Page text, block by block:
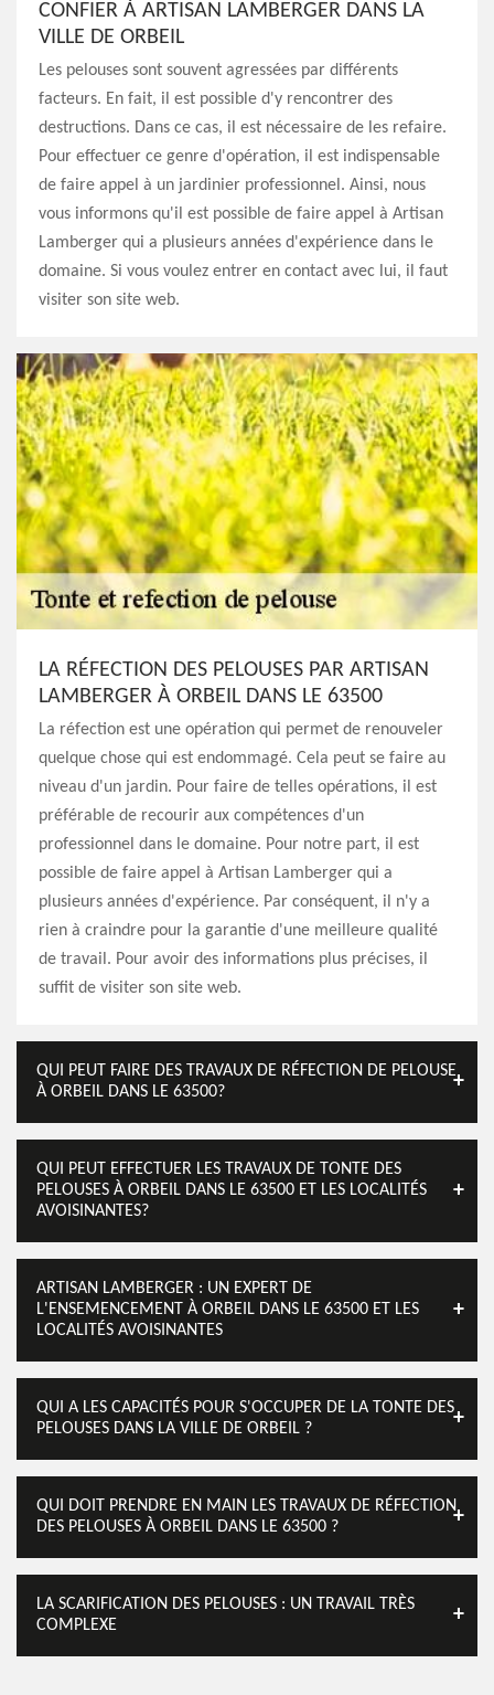
CONFIER À ARTISAN LAMBERGER DANS LA
VILLE DE ORBEIL
Les pelouses sont souvent agressées par différents
facteurs. En fait, il est possible d'y rencontrer des
destructions. Dans ce cas, il est nécessaire de les refaire.
Pour effectuer ce genre d'opération, il est indispensable
de faire appel à un jardinier professionnel. Ainsi, nous
vous informons qu'il est possible de faire appel à Artisan
Lamberger qui a plusieurs années d'expérience dans le
domaine. Si vous voulez entrer en contact avec lui, il faut
visiter son site web.
LA RÉFECTION DES PELOUSES PAR ARTISAN
LAMBERGER À ORBEIL DANS LE 63500
La réfection est une opération qui permet de renouveler
quelque chose qui est endommagé. Cela peut se faire au
niveau d'un jardin. Pour faire de telles opérations, il est
préférable de recourir aux compétences d'un
professionnel dans le domaine. Pour notre part, il est
possible de faire appel à Artisan Lamberger qui a
plusieurs années d'expérience. Par conséquent, il n'y a
rien à craindre pour la garantie d'une meilleure qualité
de travail. Pour avoir des informations plus précises, il
suffit de visiter son site web.
QUI PEUT FAIRE DES TRAVAUX DE RÉFECTION DE PELOUSE
À ORBEIL DANS LE 63500?
QUI PEUT EFFECTUER LES TRAVAUX DE TONTE DES
PELOUSES À ORBEIL DANS LE 63500 ET LES LOCALITÉS
AVOISINANTES?
ARTISAN LAMBERGER : UN EXPERT DE
L'ENSEMENCEMENT À ORBEIL DANS LE 63500 ET LES
LOCALITÉS AVOISINANTES
QUI A LES CAPACITÉS POUR S'OCCUPER DE LA TONTE DES
PELOUSES DANS LA VILLE DE ORBEIL ?
QUI DOIT PRENDRE EN MAIN LES TRAVAUX DE RÉFECTION
DES PELOUSES À ORBEIL DANS LE 63500 ?
LA SCARIFICATION DES PELOUSES : UN TRAVAIL TRÈS
COMPLEXE